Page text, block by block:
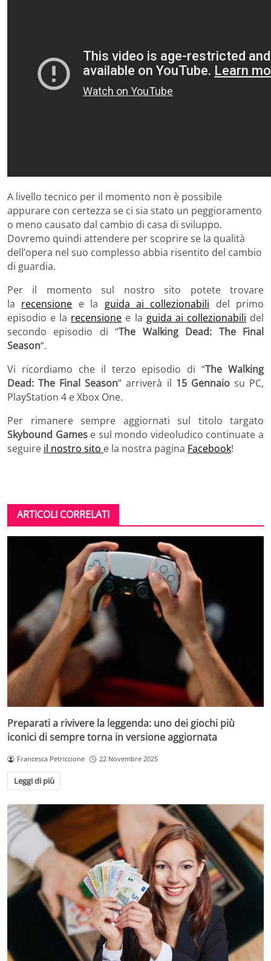
A livello tecnico per il momento non è possibile
appurare con certezza se ci sia stato un peggioramento
o meno causato dal cambio di casa di sviluppo.
Dovremo quindi attendere per scoprire se la qualità
dell’opera nel suo complesso abbia risentito del cambio
di guardia.
Per il momento sul nostro sito potete trovare
la recensione e la guida ai collezionabili del primo
episodio e la recensione e la guida ai collezionabili del
secondo episodio di “The Walking Dead: The Final
Season“.
Vi ricordiamo che il terzo episodio di “The Walking
Dead: The Final Season” arriverà il 15 Gennaiosu PC,
PlayStation 4 e Xbox One.
Per rimanere sempre aggiornati sul titolo targato
Skybound Games e sul mondo videoludico continuate a
seguire il nostro sito e la nostra pagina Facebook!
ARTICOLI CORRELATI
Preparati a rivivere la leggenda: uno dei giochi più
iconici di sempre torna in versione aggiornata
Francesca Petriccione 22 Novembre 2025
Leggi di più